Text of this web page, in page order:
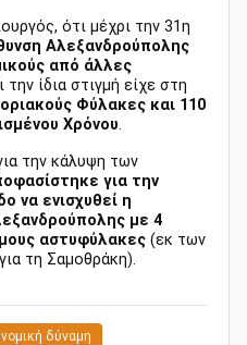
ότι μέχρι την 31η
Αλεξανδρούπολης
από άλλες
ίδια στιγμή είχε στη
Φύλακες και 110
Χρόνου.
την κάλυψη των
για την
να ενισχυθεί η
με 4
αστυφύλακες (εκ των
τη Σαμοθράκη).
δύναμη